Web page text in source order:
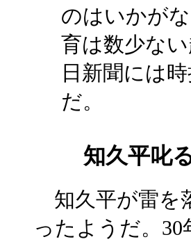
のはいかが
育は数少な
日新聞には
だ。
知久平叱
知久平が雷を
ったようだ。